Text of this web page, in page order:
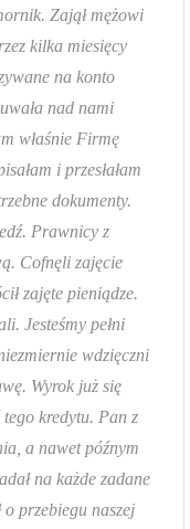
Zajął mężowi
kilka miesięcy
na konto
nad nami
właśnie Firmę
i przesłałam
dokumenty.
Prawnicy z
Cofnęli zajęcie
zajęte pieniądze.
Jesteśmy pełni
wdzięczni
Wyrok już się
kredytu. Pan z
a nawet późnym
na każde zadane
przebiegu naszej